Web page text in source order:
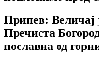
Припев: Величај
Пречиста
пославна од